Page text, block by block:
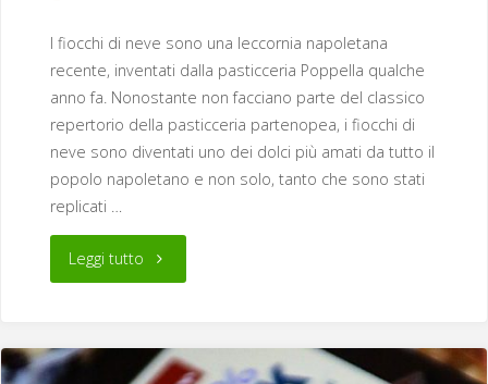
I fiocchi di neve sono una leccornia napoletana
recente, inventati dalla pasticceria Poppella qualche
anno fa. Nonostante non facciano parte del classico
repertorio della pasticceria partenopea, i fiocchi di
neve sono diventati uno dei dolci più amati da tutto il
popolo napoletano e non solo, tanto che sono stati
replicati …
Leggi tutto"Fiocchi
neve"